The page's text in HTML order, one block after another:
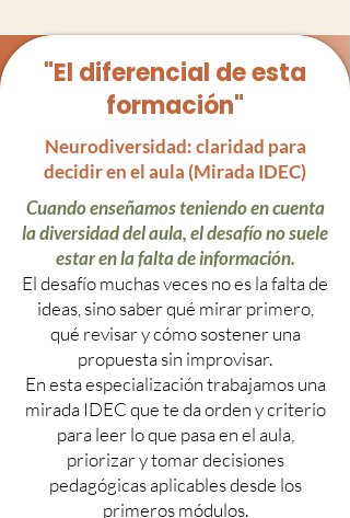
"El diferencial de esta
formación"
Neurodiversidad: claridad para
decidir en el aula (Mirada IDEC)
Cuando enseñamos teniendo en cuenta
la diversidad del aula, el desafío no suele
estar en la falta de información.
El desafío muchas veces no es la falta de
ideas, sino saber qué mirar primero,
qué revisar y cómo sostener una
propuesta sin improvisar.
En esta especialización trabajamos una
mirada IDEC que te da orden y criterio
para leer lo que pasa en el aula,
priorizar y tomar decisiones
pedagógicas aplicables desde los
primeros módulos.